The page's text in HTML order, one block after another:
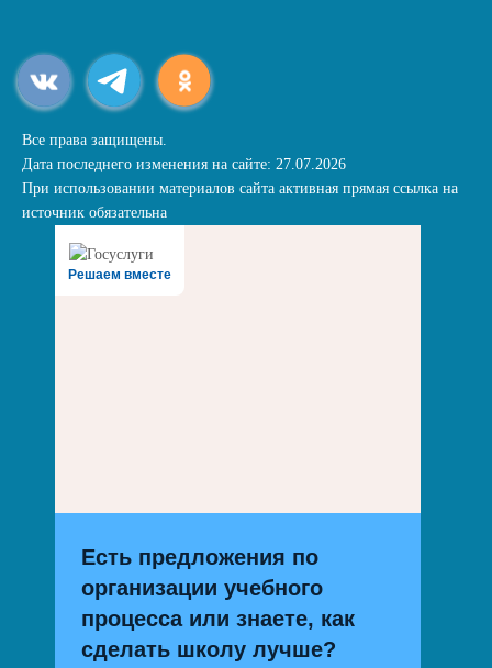
Все права защищены.
Дата последнего изменения на сайте: 27.07.2026
При использовании материалов сайта активная прямая ссылка на
источник обязательна
Решаем вместе
Есть предложения по
организации учебного
процесса или знаете, как
сделать школу лучше?